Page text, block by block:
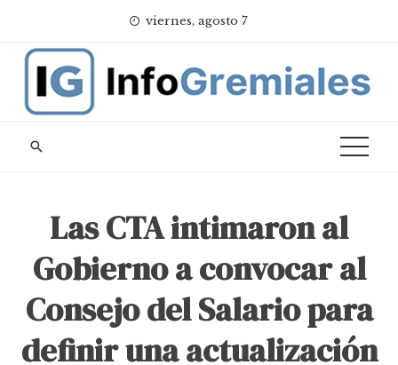
content
viernes, agosto 7
Las CTA intimaron al
Gobierno a convocar al
Consejo del Salario para
definir una actualización